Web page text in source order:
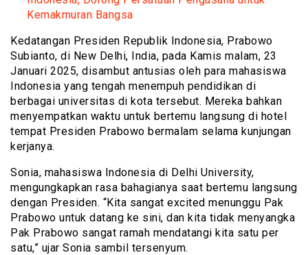
Kemakmuran Bangsa
Kedatangan Presiden Republik Indonesia, Prabowo
Subianto, di New Delhi, India, pada Kamis malam, 23
Januari 2025, disambut antusias oleh para mahasiswa
Indonesia yang tengah menempuh pendidikan di
berbagai universitas di kota tersebut. Mereka bahkan
menyempatkan waktu untuk bertemu langsung di hotel
tempat Presiden Prabowo bermalam selama kunjungan
kerjanya.
Sonia, mahasiswa Indonesia di Delhi University,
mengungkapkan rasa bahagianya saat bertemu langsung
dengan Presiden. “Kita sangat excited menunggu Pak
Prabowo untuk datang ke sini, dan kita tidak menyangka
Pak Prabowo sangat ramah mendatangi kita satu per
satu,” ujar Sonia sambil tersenyum.